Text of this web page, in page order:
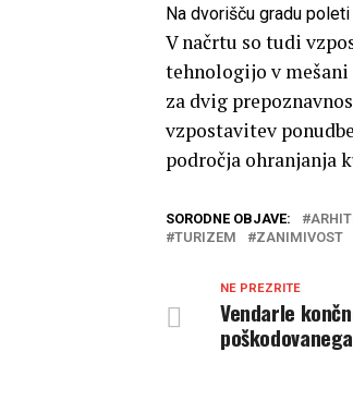
Na dvorišču gradu
V načrtu so tudi
tehnologijo v
za dvig
vzpostavitev
področja ohranjanja
SORODNE OBJAVE:
TURIZEM
ZANIMIVOST
NE PREZRITE
Vendarle